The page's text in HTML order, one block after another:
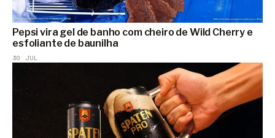
Pepsi vira gel de banho com cheiro de Wild Cherry e
esfoliante de baunilha
30 JUL